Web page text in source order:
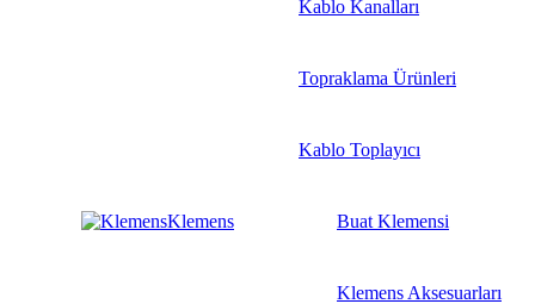
Kablo Kanalları
Topraklama Ürünleri
Kablo Toplayıcı
Klemens Buat Klemensi
Klemens Aksesuarları